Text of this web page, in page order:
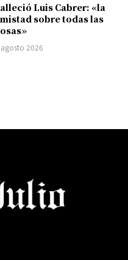
Luis Cabrer: «la
sobre todas las
2026